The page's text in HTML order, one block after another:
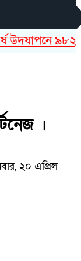
৯৮২
।
২০ এপ্রিল